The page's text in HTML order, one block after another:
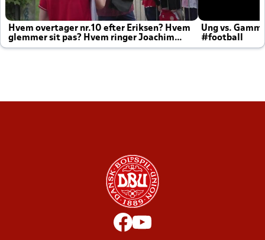
Hvem overtager nr.10 efter Eriksen? Hvem
glemmer sit pas? Hvem ringer Joachim
altid til efter kampe?
Ung vs.
#football